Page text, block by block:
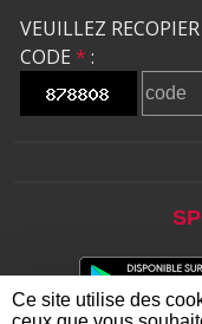
VEUILLEZ
CODE * :
Ce site utilise des